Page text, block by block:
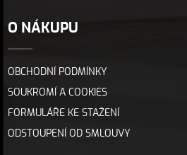
O NÁKUPU
OBCHODNÍ PODMÍNKY
SOUKROMÍ A COOKIES
FORMULÁŘE KE STAŽENÍ
ODSTOUPENÍ OD SMLOUVY